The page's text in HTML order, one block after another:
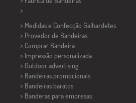
>
> Medidas e Confecção Galhardetes
> Provedor de Bandeiras
> Comprar Bandeira
> Impressão personalizada
> Outdoor advertising
> Bandeiras promocionais
> Bandeiras baratos
> Banderas para empresas